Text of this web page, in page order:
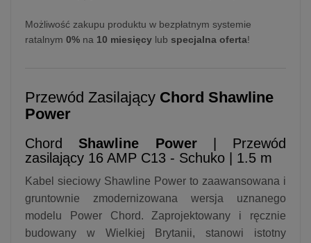
Możliwość zakupu produktu w bezpłatnym systemie
ratalnym 0% na 10 miesięcy lub specjalna oferta!
Przewód Zasilający Chord Shawline
Power
ChordShawline Power
| Przewód
zasilający 16 AMP C13 - Schuko | 1.5 m
Kabel sieciowy Shawline Power to zaawansowana i
gruntownie zmodernizowana wersja uznanego
modelu Power Chord. Zaprojektowany i ręcznie
budowany w Wielkiej Brytanii, stanowi istotny